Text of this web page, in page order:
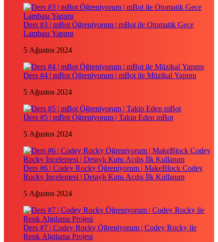
Ders #3 | mBot Öğreniyorum | mBot ile Otomatik Gece
Lambası Yapımı
5 Ağustos 2024
Ders #4 | mBot Öğreniyorum | mBot ile Müzikal Yapımı
5 Ağustos 2024
Ders #5 | mBot Öğreniyorum | Takip Eden mBot
5 Ağustos 2024
Ders #6 | Codey Rocky Öğreniyorum | MakeBlock Codey
Rocky İncelemesi | Detaylı Kutu Açılış İlk Kullanım
5 Ağustos 2024
Ders #7 | Codey Rocky Öğreniyorum | Codey Rocky ile
Renk Algılama Projesi